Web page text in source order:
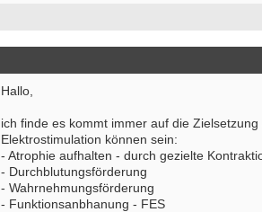
Hallo,
ich finde es kommt immer auf die
Elektrostimulation können sein:
- Atrophie aufhalten - durch gezielte
- Durchblutungsförderung
- Wahrnehmungsförderung
- Funktionsanbhanung - FES